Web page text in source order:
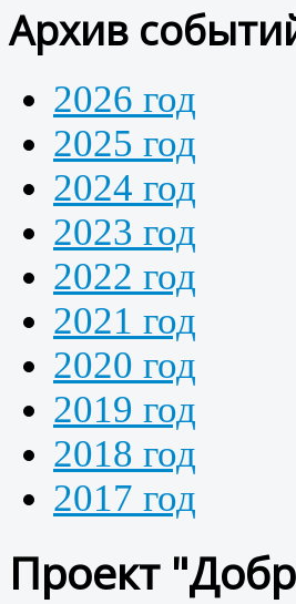
Архив
2026 год
2025 год
2024 год
2023 год
2022 год
2021 год
2020 год
2019 год
2018 год
2017 год
Проект